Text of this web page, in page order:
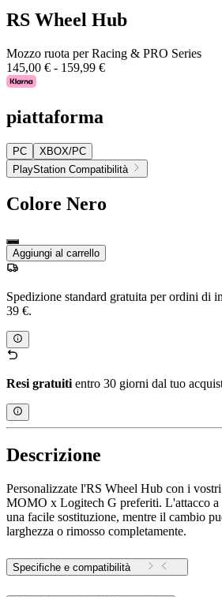
RS Wheel Hub
Mozzo ruota per Racing & PRO Series
145,00 € - 159,99 €
piattaforma
PC
XBOX/PC
PlayStation Compatibilità
Colore Nero
Aggiungi al carrello
Spedizione standard gratuita per ordini di
39 €.
Resi gratuiti entro 30 giorni dal tuo
Descrizione
Personalizzate l'RS Wheel Hub con i
MOMO x Logitech G preferiti. L'attacco a
una facile sostituzione, mentre il cambio
larghezza o rimosso completamente.
Specifiche e compatibilità